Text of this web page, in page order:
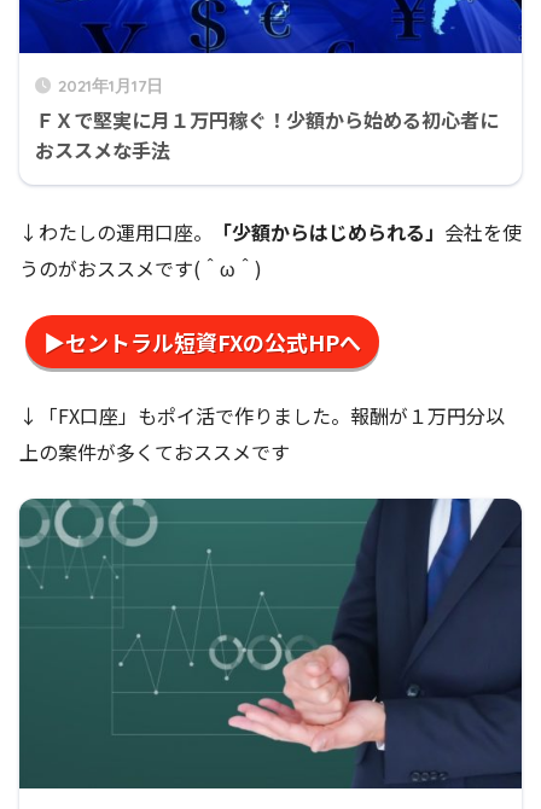
2021年1月17日
ＦＸで堅実に月１万円稼ぐ！少額から始める初心者に
おススメな手法
↓わたしの運用口座。 「少額からはじめられる」 会社を使
うのがおススメです(＾ω＾)
▶セントラル短資FXの公式HPへ
↓「FX口座」もポイ活で作りました。報酬が１万円分以
上の案件が多くておススメです